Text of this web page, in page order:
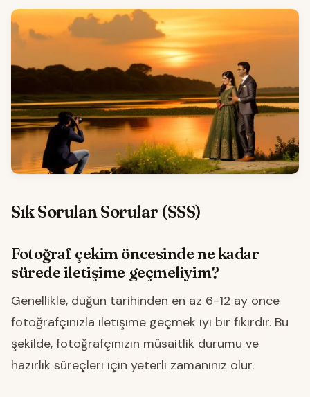
Sık Sorulan Sorular (SSS)
Fotoğraf çekim öncesinde ne kadar
sürede iletişime geçmeliyim?
Genellikle, düğün tarihinden en az 6-12 ay önce
fotoğrafçınızla iletişime geçmek iyi bir fikirdir. Bu
şekilde, fotoğrafçınızın müsaitlik durumu ve
hazırlık süreçleri için yeterli zamanınız olur.